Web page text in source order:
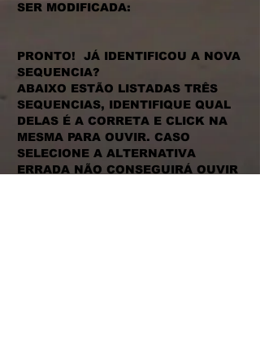
SER MODIFICADA:
PRONTO! JÁ IDENTIFICOU A NOVA
SEQUENCIA?
ABAIXO ESTÃO LISTADAS TRÊS
SEQUENCIAS, IDENTIFIQUE QUAL
DELAS É A CORRETA E CLICK NA
MESMA PARA OUVIR. CASO
SELECIONE A ALTERNATIVA
ERRADA NÃO CONSEGUIRÁ OUVIR